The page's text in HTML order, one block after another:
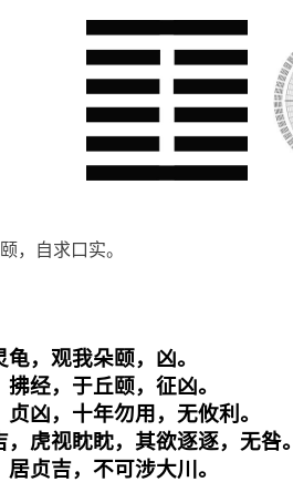
，自求口实。
，观我朵颐，凶。
经，于丘颐，征凶。
凶，十年勿用，无攸利。
虎视眈眈，其欲逐逐，无咎。
贞吉，不可涉大川。